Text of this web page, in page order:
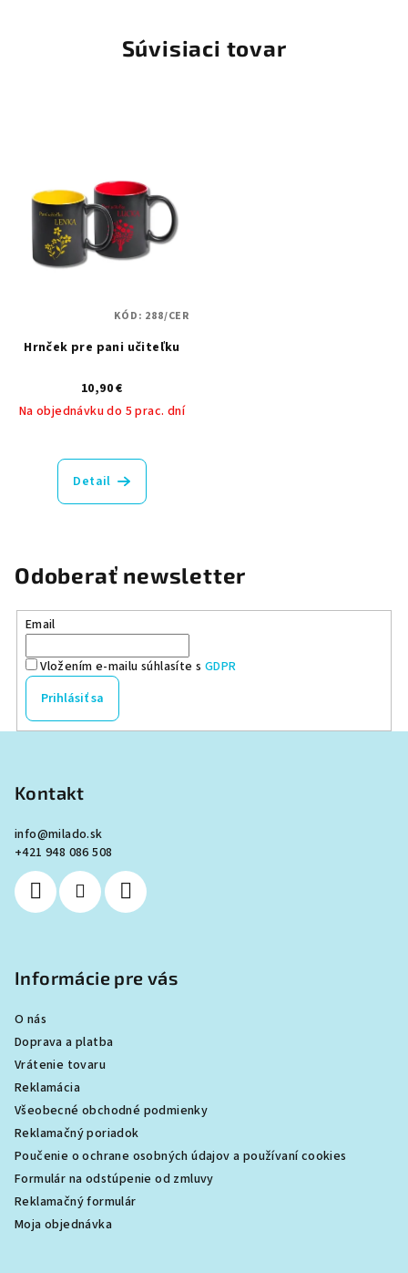
Súvisiaci tovar
Hrnček pre pani učiteľku
10,90 €
Na objednávku do 5 prac. dní
Detail
KÓD: 288/CER
Odoberať newsletter
Email
Vložením e-mailu súhlasíte s GDPR
Prihlásiť sa
Kontakt
info@milado.sk
+421 948 086 508
Informácie pre vás
O nás
Doprava a platba
Vrátenie tovaru
Reklamácia
Všeobecné obchodné podmienky
Reklamačný poriadok
Poučenie o ochrane osobných údajov a používaní cookies
Formulár na odstúpenie od zmluvy
Reklamačný formulár
Moja objednávka